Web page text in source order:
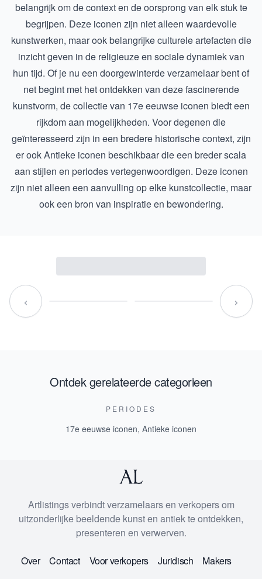
belangrijk om de context en de oorsprong van elk stuk te
begrijpen. Deze iconen zijn niet alleen waardevolle
kunstwerken, maar ook belangrijke culturele artefacten die
inzicht geven in de religieuze en sociale dynamiek van
hun tijd. Of je nu een doorgewinterde verzamelaar bent of
net begint met het ontdekken van deze fascinerende
kunstvorm, de collectie van 17e eeuwse iconen biedt een
rijkdom aan mogelijkheden. Voor degenen die
geïnteresseerd zijn in een bredere historische context, zijn
er ookAntieke iconen beschikbaar die een breder scala
aan stijlen en periodes vertegenwoordigen. Deze iconen
zijn niet alleen een aanvulling op elke kunstcollectie, maar
ook een bron van inspiratie en bewondering.
‹ ›
Ontdek gerelateerde categorieen
PERIODES
17e eeuwse iconen, Antieke iconen
Artlistings verbindt verzamelaars en verkopers om
uitzonderlijke beeldende kunst en antiek te ontdekken,
presenteren en verwerven.
Over Contact Voor verkopers Juridisch Makers